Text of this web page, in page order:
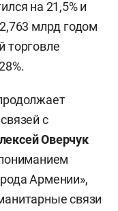
на 21,5% и
млрд годом
торговле
с
Оверчук
Армении»,
связи